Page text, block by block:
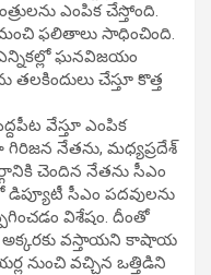
ఎంపిక చేస్తోంది.
ఫలితాలు సాధించింది.
ఎన్నికల్లో ఘనవిజయం
చేస్తూ కొత్త
వేస్తూ ఎంపిక
నేతను, మధ్యప్రదేశ్
చెందిన నేతను సీఎం
డిప్యూటీ సీఎం పదవులను
విశేషం. దీంతో
అక్కరకు వస్తాయని కాషాయ
నుంచి వచ్చిన ఒత్తిడిని